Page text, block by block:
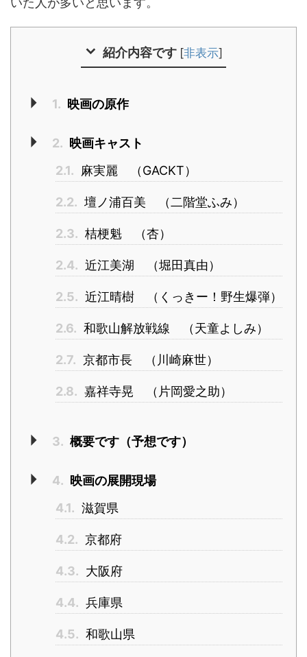
紹介内容です [非表示]
1. 映画の原作
2. 映画キャスト
2.1.
麻実麗 （GACKT）
2.2. 壇ノ浦百美 （二階堂ふみ）
2.3. 桔梗魁 （杏）
2.4. 近江美湖 （堀田真由）
2.5. 近江晴樹 （くっきー！野生爆弾）
2.6. 和歌山解放戦線 （天童よしみ）
2.7. 京都市長 （川崎麻世）
2.8. 嘉祥寺晃 （片岡愛之助）
3. 概要です（予想です）
4. 映画の展開現場
4.1. 滋賀県
4.2. 京都府
4.3. 大阪府
4.4. 兵庫県
4.5. 和歌山県